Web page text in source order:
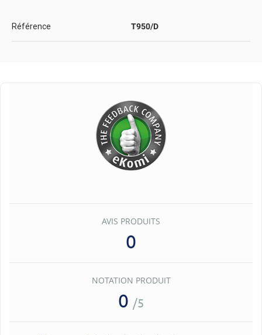
Référence T950/D
AVIS PRODUITS
0
NOTATION PRODUIT
0 /5